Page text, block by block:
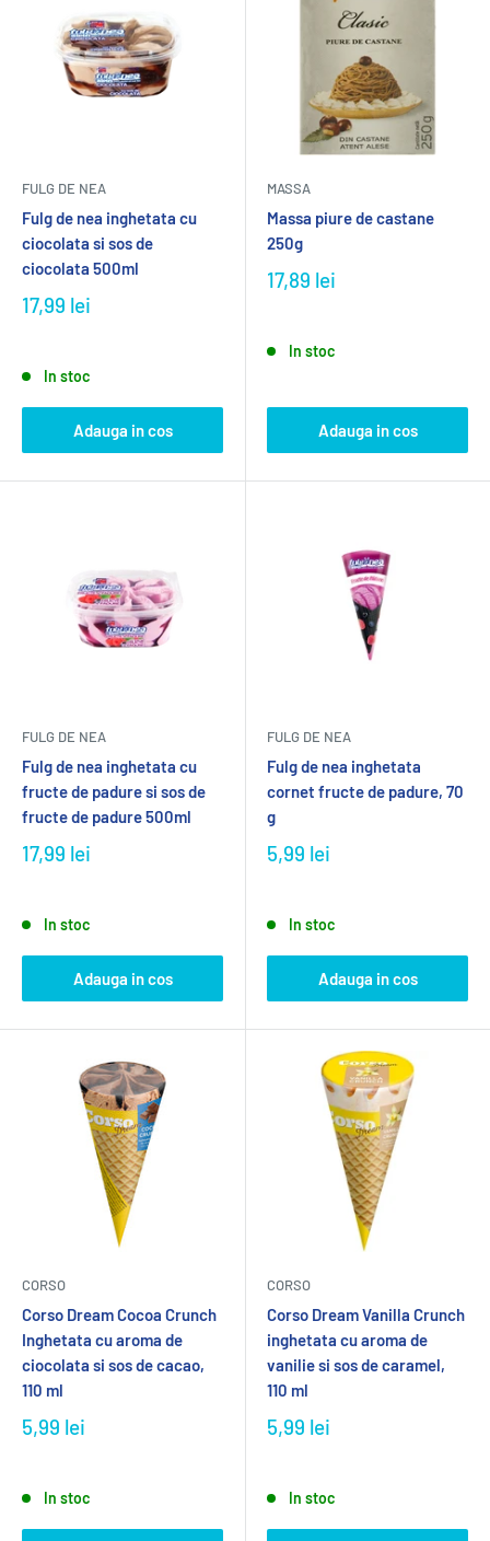
FULG DE NEA
Fulg de nea inghetata cu
ciocolata si sos de
ciocolata 500ml
17,99 lei
In stoc
Adauga in cos
MASSA
Massa piure de castane
250g
17,89 lei
In stoc
Adauga in cos
FULG DE NEA
Fulg de nea inghetata cu
fructe de padure si sos de
fructe de padure 500ml
17,99 lei
In stoc
Adauga in cos
FULG DE NEA
Fulg de nea inghetata
cornet fructe de padure, 70
g
5,99 lei
In stoc
Adauga in cos
CORSO
Corso Dream Cocoa Crunch
Inghetata cu aroma de
ciocolata si sos de cacao,
110 ml
5,99 lei
In stoc
CORSO
Corso Dream Vanilla Crunch
inghetata cu aroma de
vanilie si sos de caramel,
110 ml
5,99 lei
In stoc